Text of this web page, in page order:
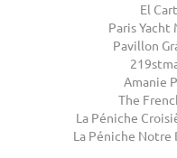
El
Paris Yacht
Pavillon
Amanie
The
La Péniche
La Péniche Notre